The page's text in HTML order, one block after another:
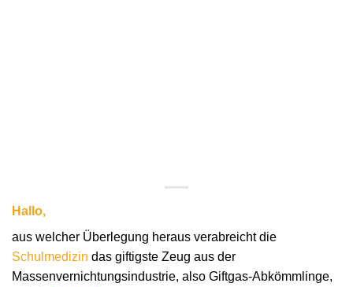
Hallo,
aus welcher Überlegung heraus verabreicht die
Schulmedizin das giftigste Zeug aus der
Massenvernichtungsindustrie, also Giftgas-Abkömmlinge,